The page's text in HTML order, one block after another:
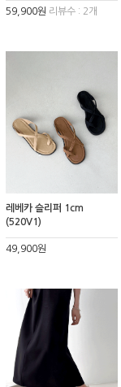
59,900원 리뷰수 : 2개
레베카 슬리퍼 1cm
(520V1)
49,900원